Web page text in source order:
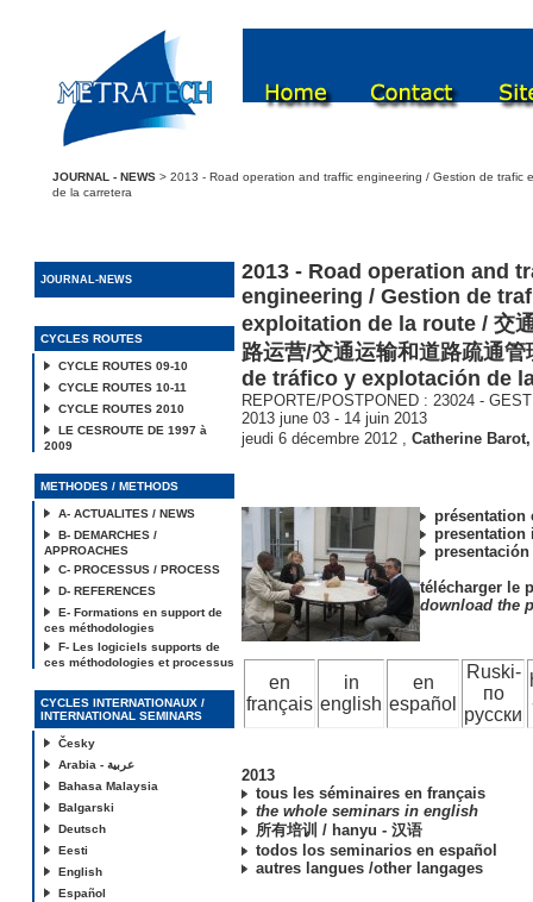
JOURNAL - NEWS > 2013 - Road operation and traffic engineering / Gestion de trafic
de la carretera
JOURNAL-NEWS
CYCLES ROUTES
CYCLE ROUTES 09-10
CYCLE ROUTES 10-11
CYCLE ROUTES 2010
LE CESROUTE DE 1997 à
2009
METHODES / METHODS
A- ACTUALITES / NEWS
B- DEMARCHES /
APPROACHES
C- PROCESSUS / PROCESS
D- REFERENCES
E- Formations en support de
ces méthodologies
F- Les logiciels supports de
ces méthodologies et processus
CYCLES INTERNATIONAUX /
INTERNATIONAL SEMINARS
Česky
Arabia - عربية
Bahasa Malaysia
Balgarski
Deutsch
Eesti
English
Español
2013 - Road operation and
engineering / Gestion de
exploitation de la route / 交
路运营/交通运输和道路疏通
de tráfico y explotación de
REPORTE/POSTPONED : 23024 -
2013 june 03 - 14 juin 2013
jeudi 6 décembre 2012 , Catherine Barot
présentation
presentation
télécharger le
download the
en
français
in
english
en
español
Ruski-
по
русски
2013
tous les séminaires en français
the whole seminars in english
所有培训 / hanyu - 汉语
todos los seminarios en español
autres langues /other langages